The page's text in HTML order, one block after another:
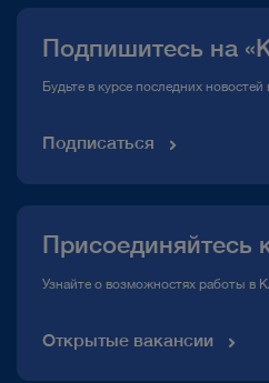
Горячая линия по вопросам
Подпишитесь на
Будьте в курсе последних
Подписаться
Присоединяйтесь
Узнайте о возможностях работы в
Открытые вакансии